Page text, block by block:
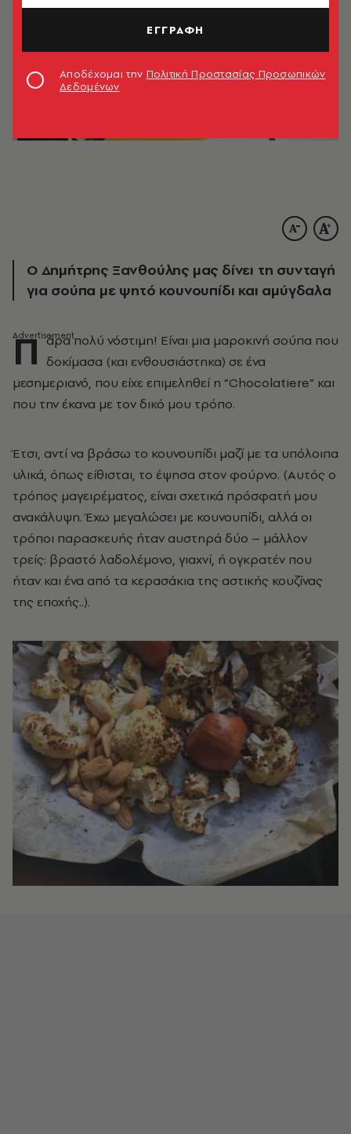
Ο Δημήτρης Ξανθούλης μας δίνει τη συνταγή
για σούπα με ψητό κουνουπίδι και αμύγδαλα
Π άρα πολύ νόστιμη! Είναι μια μαροκινή σούπα που
δοκίμασα (και ενθουσιάστηκα) σε ένα
μεσημεριανό, που είχε επιμεληθεί η “Chocolatiere” και
που την έκανα με τον δικό μου τρόπο.
Έτσι, αντί να βράσω το κουνουπίδι μαζί με τα υπόλοιπα
υλικά, όπως είθισται, το έψησα στον φούρνο. (Αυτός ο
τρόπος μαγειρέματος, είναι σχετικά πρόσφατή μου
ανακάλυψη. Έχω μεγαλώσει με κουνουπίδι, αλλά οι
τρόποι παρασκευής ήταν αυστηρά δύο – μάλλον
τρείς: βραστό λαδολέμονο, γιαχνί, ή ογκρατέν που
ήταν και ένα από τα κερασάκια της αστικής κουζίνας
της εποχής..).
ΕΓΓΡΑΦΗ
Αποδέχομαι την Πολιτική Προστασίας Προσωπικών
Δεδομένων